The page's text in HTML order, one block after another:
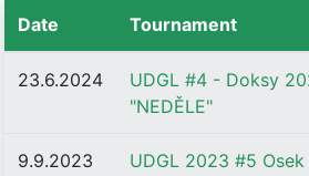
Date Tournament
23.6.2024
UDGL #4 - Doksy
"NEDĚLE"
9.9.2023 UDGL 2023 #5 Osek